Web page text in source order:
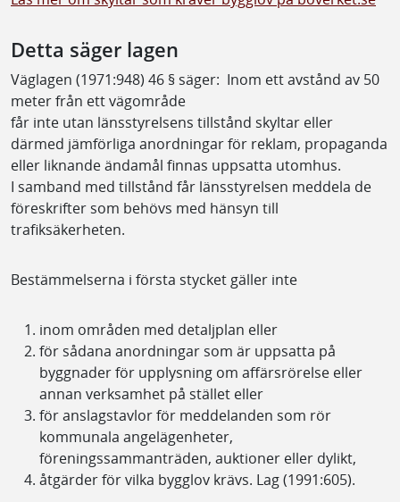
Detta säger lagen
Väglagen (1971:948) 46 § säger: Inom ett avstånd av 50
meter från ett vägområde
får inte utan länsstyrelsens tillstånd skyltar eller
därmed jämförliga anordningar för reklam, propaganda
eller liknande ändamål finnas uppsatta utomhus.
I samband med tillstånd får länsstyrelsen meddela de
föreskrifter som behövs med hänsyn till
trafiksäkerheten.
Bestämmelserna i första stycket gäller inte
inom områden med detaljplan eller
för sådana anordningar som är uppsatta på
byggnader för upplysning om affärsrörelse eller
annan verksamhet på stället eller
för anslagstavlor för meddelanden som rör
kommunala angelägenheter,
föreningssammanträden, auktioner eller dylikt,
åtgärder för vilka bygglov krävs. Lag (1991:605).